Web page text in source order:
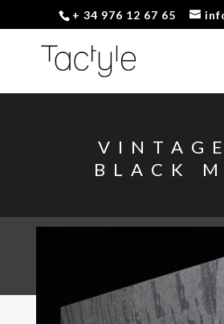
+ 34 976 12 67 65
BLACK